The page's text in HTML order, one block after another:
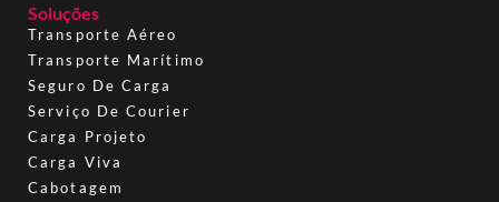
Soluções
Transporte Aéreo
Transporte Marítimo
Seguro De Carga
Serviço De Courier
Carga Projeto
Carga Viva
Cabotagem